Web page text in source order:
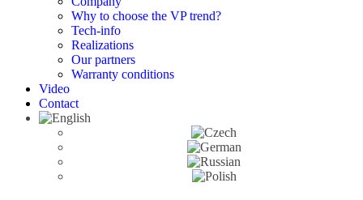
Why to choose the VP trend?
Tech-info
Realizations
Our partners
Warranty conditions
Video
Contact